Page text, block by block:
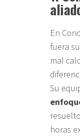
En
fuera
mal
Su
horas